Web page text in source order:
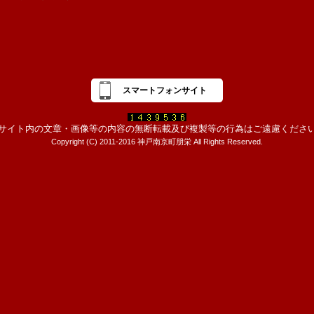
スマートフォンサイト
イト内の文章・画像等の内容の無断転載及び複製等の行為はご遠慮くださ
Copyright (C) 2011-2016 神戸南京町朋栄 All Rights Reserved.